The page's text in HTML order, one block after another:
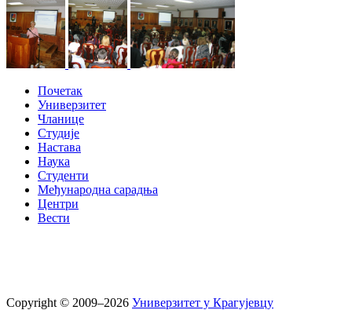
Почетак
Универзитет
Чланице
Студије
Настава
Наука
Студенти
Међународна сарадња
Центри
Вести
Copyright © 2009–2026 Универзитет у Крагујевцу